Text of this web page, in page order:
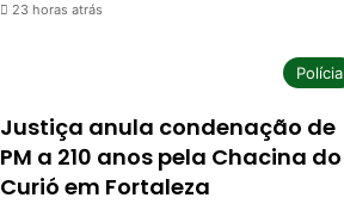
23 horas atrás
Polícia
Justiça anula condenação de
PM a 210 anos pela Chacina do
Curió em Fortaleza